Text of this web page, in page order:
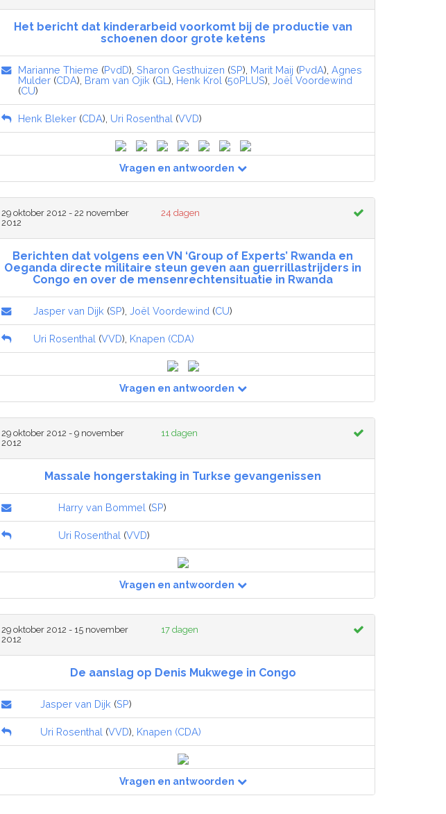
Het bericht dat kinderarbeid voorkomt bij de productie van
schoenen door grote ketens
Marianne Thieme (PvdD), Sharon Gesthuizen (SP), Marit Maij (PvdA), Agnes
Mulder (CDA), Bram van Ojik (GL ), Henk Krol (50PLUS), Joël Voordewind
(CU)
Henk Bleker (CDA), Uri Rosenthal (VVD)
Vragen en antwoorden
29 oktober 2012 - 22 november
2012
24 dagen
Berichten dat volgens een VN ‘Group of Experts’ Rwanda en
Oeganda directe militaire steun geven aan guerrillastrijders in
Congo en over de mensenrechtensituatie in Rwanda
Jasper van Dijk (SP), Joël Voordewind (CU)
Uri Rosenthal (VVD), Knapen (CDA)
Vragen en antwoorden
29 oktober 2012 - 9 november
2012
11 dagen
Massale hongerstaking in Turkse gevangenissen
Harry van Bommel (SP)
Uri Rosenthal (VVD)
Vragen en antwoorden
29 oktober 2012 - 15 november
2012
17 dagen
De aanslag op Denis Mukwege in Congo
Jasper van Dijk (SP)
Uri Rosenthal (VVD), Knapen (CDA)
Vragen en antwoorden